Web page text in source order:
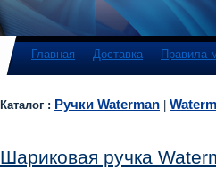
Главная Доставка Правила
Каталог : Ручки Waterman
Шариковая ручка